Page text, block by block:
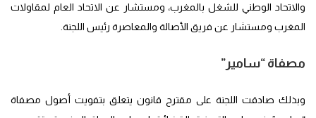
والاتحاد الوطني للشغل بالمغرب، ومستشار عن الاتحاد العام لمقاولات
المغرب ومستشار عن فريق الأصالة والمعاصرة رئيس اللجنة.
مصفاة “سامير”
وبذلك صادقت اللجنة على مقترح قانون يتعلق بتفويت أصول مصفاة